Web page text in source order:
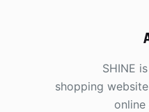
SHINE
shopping
online